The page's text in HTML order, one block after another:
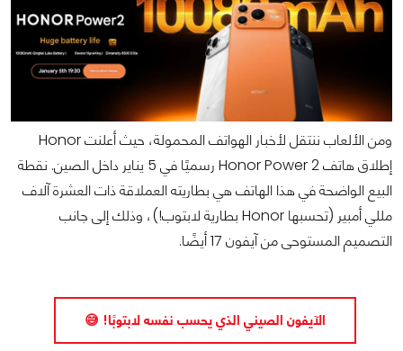
ومن الألعاب ننتقل لأخبار الهواتف المحمولة، حيث أعلنت Honor
إطلاق هاتف Honor Power 2 رسميًا في 5 يناير داخل الصين. نقطة
البيع الواضحة في هذا الهاتف هي بطاريته العملاقة ذات العشرة آلاف
مللي أمبير (تحسبها Honor بطارية لابتوب!)، وذلك إلى جانب
التصميم المستوحى من آيفون 17 أيضًا.
الآيفون الصيني الذي يحسب نفسه لابتوبًا! 😅